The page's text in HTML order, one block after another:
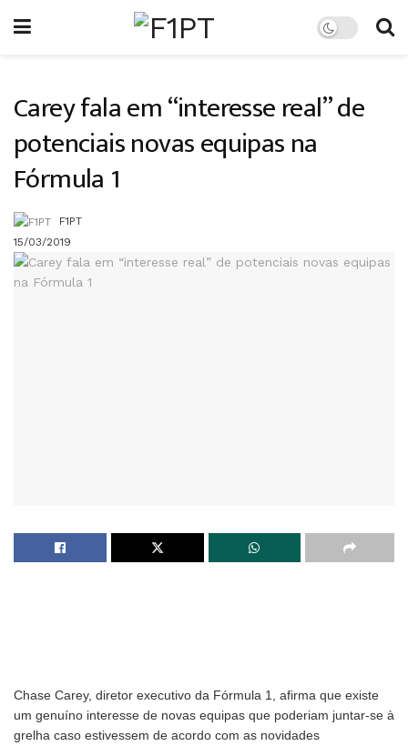
Carey fala em “interesse real” de
potenciais novas equipas na
Fórmula 1
F1PT
15/03/2019
Chase Carey, diretor executivo da Fórmula 1, afirma que existe
um genuíno interesse de novas equipas que poderiam juntar-se à
grelha caso estivessem de acordo com as novidades